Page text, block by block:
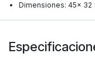
Dimensiones: 45x 32